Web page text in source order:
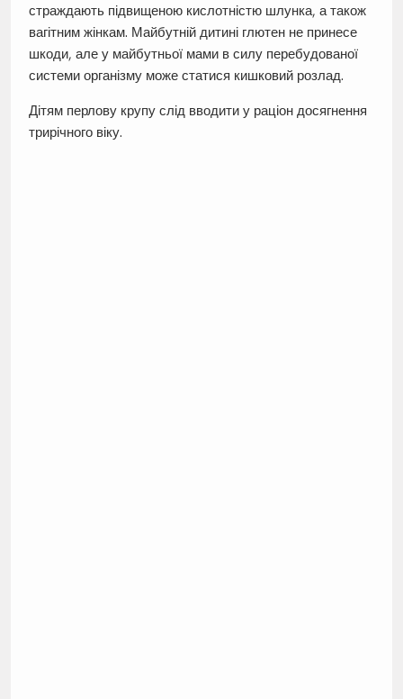
страждають підвищеною кислотністю шлунка, а також
вагітним жінкам. Майбутній дитині глютен не принесе
шкоди, але у майбутньої мами в силу перебудованої
системи організму може статися кишковий розлад.
Дітям перлову крупу слід вводити у раціон досягнення
трирічного віку.